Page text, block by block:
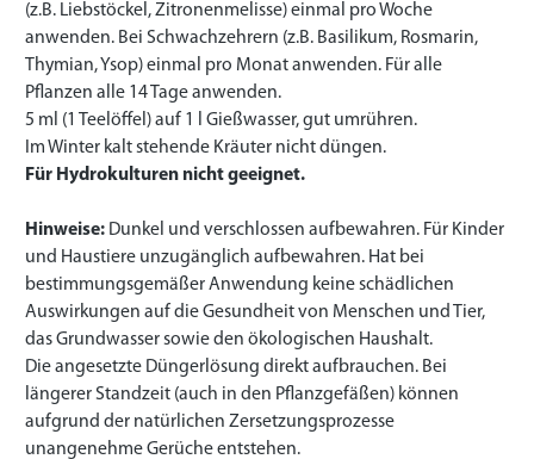
(z.B. Liebstöckel, Zitronenmelisse) einmal pro Woche
anwenden. Bei Schwachzehrern (z.B. Basilikum, Rosmarin,
Thymian, Ysop) einmal pro Monat anwenden. Für alle
Pflanzen alle 14 Tage anwenden.
5 ml (1 Teelöffel) auf 1 l Gießwasser, gut umrühren.
Im Winter kalt stehende Kräuter nicht düngen.
Für Hydrokulturen nicht geeignet.
Hinweise: Dunkel und verschlossen aufbewahren. Für Kinder
und Haustiere unzugänglich aufbewahren. Hat bei
bestimmungsgemäßer Anwendung keine schädlichen
Auswirkungen auf die Gesundheit von Menschen und Tier,
das Grundwasser sowie den ökologischen Haushalt.
Die angesetzte Düngerlösung direkt aufbrauchen. Bei
längerer Standzeit (auch in den Pflanzgefäßen) können
aufgrund der natürlichen Zersetzungsprozesse
unangenehme Gerüche entstehen.